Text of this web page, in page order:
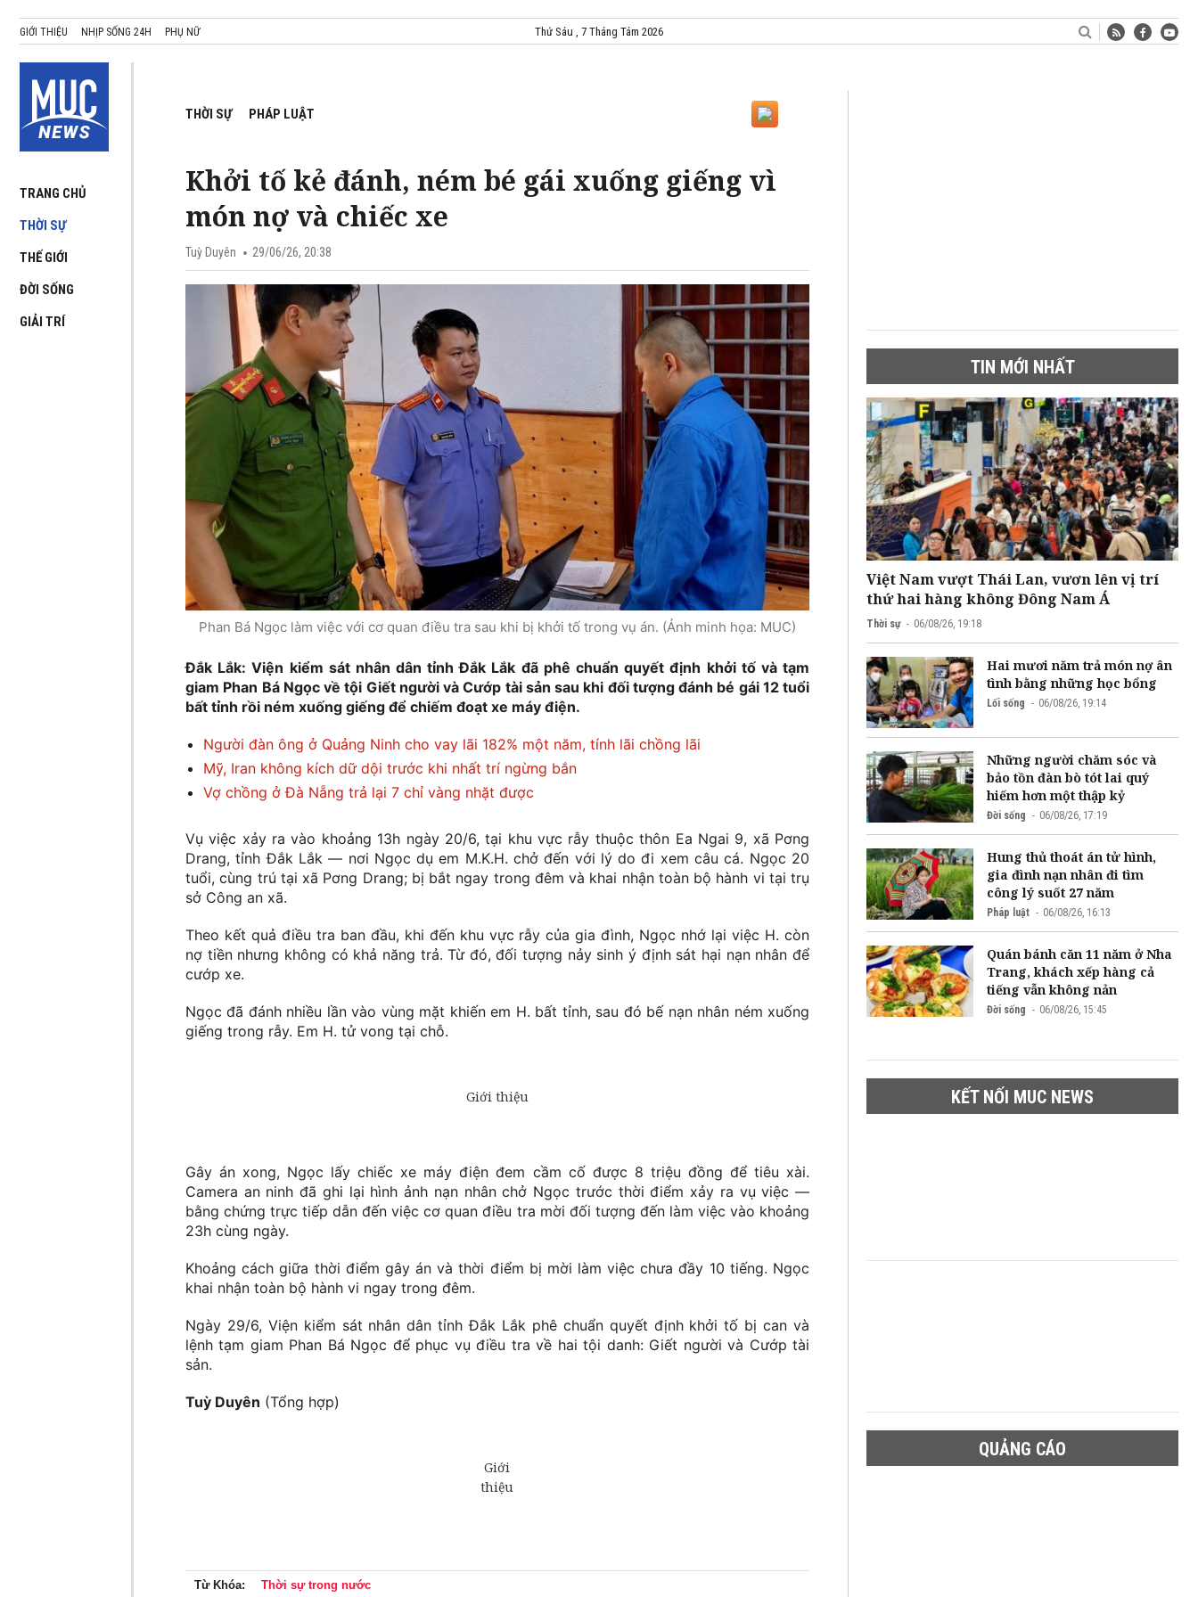
GIỚI THIỆU NHỊP SỐNG 24H PHỤ NỮ Thứ Sáu , 7 Tháng Tám 2026
TRANG CHỦ
THỜI SỰ
THẾ GIỚI
ĐỜI SỐNG
GIẢI TRÍ
THỜI SỰ PHÁP LUẬT
Khởi tố kẻ đánh, ném bé gái xuống giếng vì
món nợ và chiếc xe
Tuỳ Duyên 29/06/26, 20:38
Phan Bá Ngọc làm việc với cơ quan điều tra sau khi bị khởi tố trong vụ án. (Ảnh minh họa: MUC)
Đắk Lắk: Viện kiểm sát nhân dân tỉnh Đắk Lắk đã phê chuẩn quyết định khởi tố và tạm
giam Phan Bá Ngọc về tội Giết người và Cướp tài sản sau khi đối tượng đánh bé gái 12 tuổi
bất tỉnh rồi ném xuống giếng để chiếm đoạt xe máy điện.
Người đàn ông ở Quảng Ninh cho vay lãi 182% một năm, tính lãi chồng lãi
Mỹ, Iran không kích dữ dội trước khi nhất trí ngừng bắn
Vợ chồng ở Đà Nẵng trả lại 7 chỉ vàng nhặt được
Vụ việc xảy ra vào khoảng 13h ngày 20/6, tại khu vực rẫy thuộc thôn Ea Ngai 9, xã Pơng
Drang, tỉnh Đắk Lắk — nơi Ngọc dụ em M.K.H. chở đến với lý do đi xem câu cá. Ngọc 20
tuổi, cùng trú tại xã Pơng Drang; bị bắt ngay trong đêm và khai nhận toàn bộ hành vi tại trụ
sở Công an xã.
Theo kết quả điều tra ban đầu, khi đến khu vực rẫy của gia đình, Ngọc nhớ lại việc H. còn
nợ tiền nhưng không có khả năng trả. Từ đó, đối tượng nảy sinh ý định sát hại nạn nhân để
cướp xe.
Ngọc đã đánh nhiều lần vào vùng mặt khiến em H. bất tỉnh, sau đó bế nạn nhân ném xuống
giếng trong rẫy. Em H. tử vong tại chỗ.
Gây án xong, Ngọc lấy chiếc xe máy điện đem cầm cố được 8 triệu đồng để tiêu xài.
Camera an ninh đã ghi lại hình ảnh nạn nhân chở Ngọc trước thời điểm xảy ra vụ việc —
bằng chứng trực tiếp dẫn đến việc cơ quan điều tra mời đối tượng đến làm việc vào khoảng
23h cùng ngày.
Khoảng cách giữa thời điểm gây án và thời điểm bị mời làm việc chưa đầy 10 tiếng. Ngọc
khai nhận toàn bộ hành vi ngay trong đêm.
Ngày 29/6, Viện kiểm sát nhân dân tỉnh Đắk Lắk phê chuẩn quyết định khởi tố bị can và
lệnh tạm giam Phan Bá Ngọc để phục vụ điều tra về hai tội danh: Giết người và Cướp tài
sản.
Tuỳ Duyên (Tổng hợp)
Từ Khóa: Thời sự trong nước
TIN MỚI NHẤT
Việt Nam vượt Thái Lan, vươn lên vị trí
thứ hai hàng không Đông Nam Á
Thời sự 06/08/26, 19:18
Hai mươi năm trả món nợ ân
tình bằng những học bổng
Lối sống 06/08/26, 19:14
Những người chăm sóc và
bảo tồn đàn bò tót lai quý
hiếm hơn một thập kỷ
Đời sống 06/08/26, 17:19
Hung thủ thoát án tử hình,
gia đình nạn nhân đi tìm
công lý suốt 27 năm
Pháp luật 06/08/26, 16:13
Quán bánh căn 11 năm ở Nha
Trang, khách xếp hàng cả
tiếng vẫn không nản
Đời sống 06/08/26, 15:45
KẾT NỐI MUC NEWS
QUẢNG CÁO